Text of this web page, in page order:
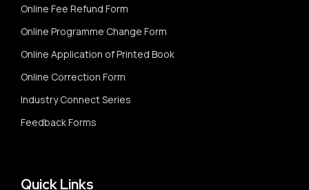
Online Fee Refund Form
Online Programme Change Form
Online Application of Printed Book
Online Correction Form
Industry Connect Series
Feedback Forms
Quick Links